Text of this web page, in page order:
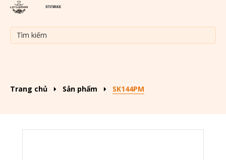
Trang chủ Sản phẩm SK144PM